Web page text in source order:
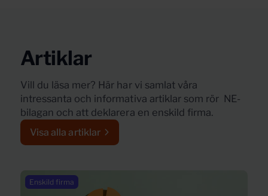
Artiklar
Vill du läsa mer? Här har vi samlat våra
intressanta och informativa artiklar som rör NE-
bilagan och att deklarera en enskild firma.
Visa alla artiklar
Enskild firma